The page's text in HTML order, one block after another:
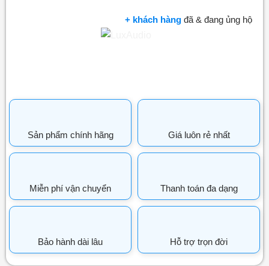
+ khách hàng đã & đang ủng hộ
Sản phẩm chính hãng Giá luôn rẻ nhất
Miễn phí vận chuyển Thanh toán đa dạng
Bảo hành dài lâu Hỗ trợ trọn đời